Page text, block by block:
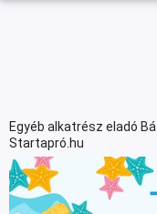
Egyéb alkatrész eladó
Startapró.hu